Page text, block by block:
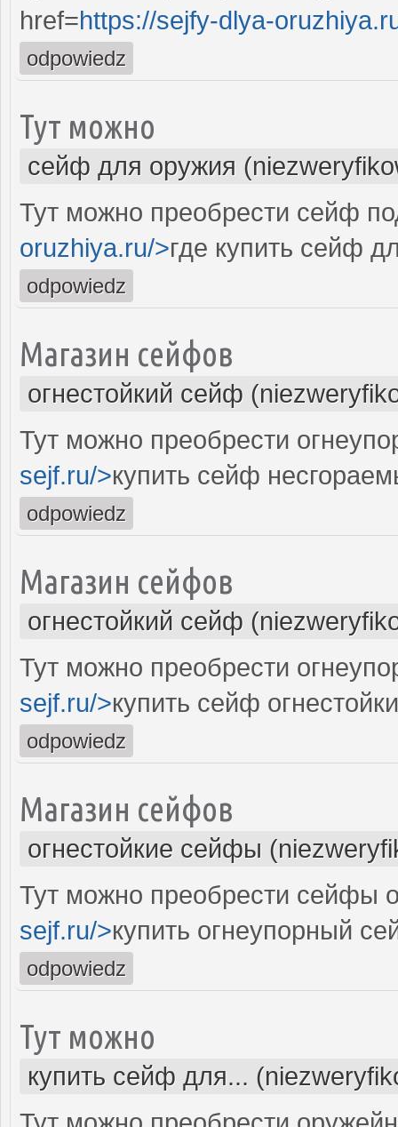
href=https://sejfy-dlya-
odpowiedz
Тут можно
сейф для оружия
Тут можно преобрести сейф
oruzhiya.ru/>где купить сейф
odpowiedz
Магазин сейфов
огнестойкий сейф
Тут можно преобрести
sejf.ru/>купить сейф
odpowiedz
Магазин сейфов
огнестойкий сейф
Тут можно преобрести
sejf.ru/>купить сейф
odpowiedz
Магазин сейфов
огнестойкие сейфы
Тут можно преобрести сейфы
sejf.ru/>купить огнеупорный
odpowiedz
Тут можно
купить сейф для...